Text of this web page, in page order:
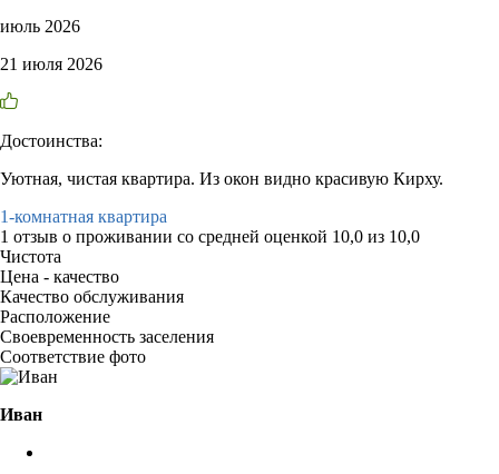
июль 2026
21 июля 2026
Достоинства:
Уютная, чистая квартира. Из окон видно красивую Кирху.
1-комнатная квартира
1 отзыв о проживании со средней оценкой 10,0 из 10,0
Чистота
Цена - качество
Качество обслуживания
Расположение
Своевременность заселения
Соответствие фото
Иван